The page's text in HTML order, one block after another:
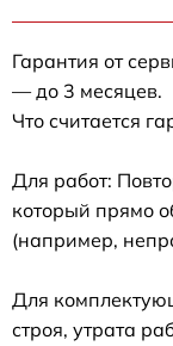
Гарантия от
— до 3 месяцев.
Что считается
Для работ:
который прямо
(например,
Для
строя, утрата